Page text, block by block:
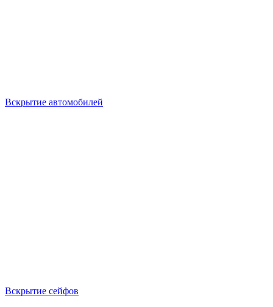
Вскрытие автомобилей
Вскрытие сейфов